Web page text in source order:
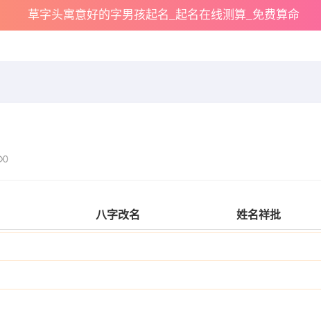
草字头寓意好的字男孩起名_起名在线测算_免费算命
0
八字改名 姓名祥批